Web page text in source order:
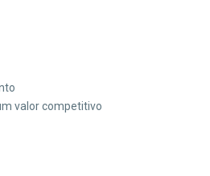
valor competitivo